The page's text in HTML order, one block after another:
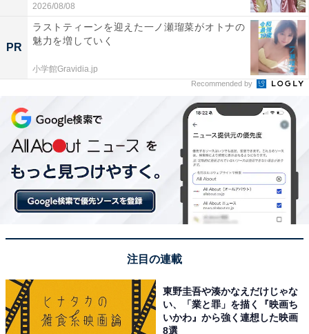
最適」（50代男性／東京都）、「銀座駅や主要観光地へ
のアクセスが良く、周辺に飲食店やショッピング施設も
多く、初めて訪れる人でも迷わず便利に過ごせる」（20
代男性／静岡県）といった声が集まりました。
※回答者からのコメントは原文ママです
この記事の執筆者： 坂上 恵
All About ニュースの編集者。オールアバウトに入社後、SNSトレン
ドにフォーカスした記事執筆やSEOライティングの経験を経て、の
ちにAll About ニュースチームのメンバーに加入。現在は旅行・カル
チャー・エンタメなどを中心に企画編集を担当。東京都出身。居酒
屋巡りとスポーツ観戦が生きがい。
...続きを読む
次ページ 10位までのランキング結果を見る
2026/08/08
PR
ラストティーンを迎えた一ノ瀬瑠菜がオトナの
魅力を増していく
小学館Gravidia.jp
Recommended by
注目の連載
東野圭吾や湊かなえだけじゃな
い、「業と罪」を描く『映画ち
いかわ』から強く連想した映画
8選